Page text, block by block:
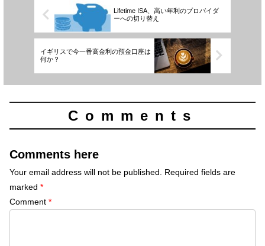
Lifetime ISA、高い年利のプロバイダ
ーへの切り替え
イギリスで今一番高金利の預金口座は
何か？
Comments
Comments here
Your email address will not be published. Required fields are
marked *
Comment *